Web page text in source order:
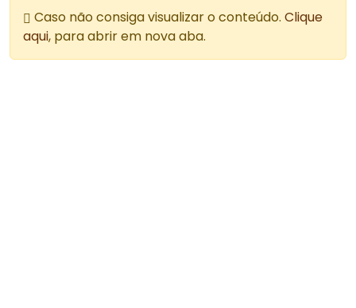
Caso não consiga visualizar o conteúdo. Clique
aqui, para abrir em nova aba.